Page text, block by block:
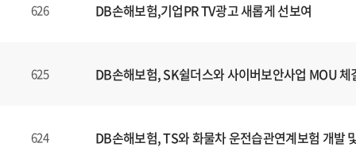
626 DB손해보험,기업PR TV광고 새롭게 선보여
625 DB손해보험, SK쉴더스와 사이버보안사업 MOU 체
624 DB손해보험, TS와 화물차 운전습관연계보험 개발